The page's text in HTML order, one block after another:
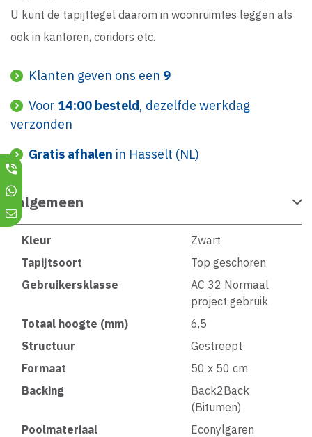
U kunt de tapijttegel daarom in woonruimtes leggen als
ook in kantoren, coridors etc.
Klanten geven ons een 9
Voor 14:00 besteld, dezelfde werkdag
verzonden
Gratis afhalen in Hasselt (NL)
algemeen
Kleur
Zwart
Tapijtsoort
Top geschoren
Gebruikersklasse
AC 32 Normaal
project gebruik
Totaal hoogte (mm)
6,5
Structuur
Gestreept
Formaat
50 x 50 cm
Backing
Back2Back
(Bitumen)
Poolmateriaal
Econylgaren